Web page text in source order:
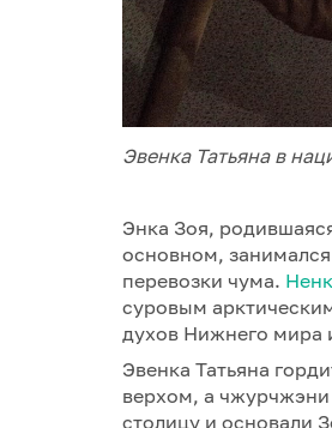
Эвенка Татьяна в
Энка Зоя,
основном,
перевозки чума.
суровым
духов Нижнего мира
Эвенка Татьяна
верхом, а чжурчжэни
столицу и основали